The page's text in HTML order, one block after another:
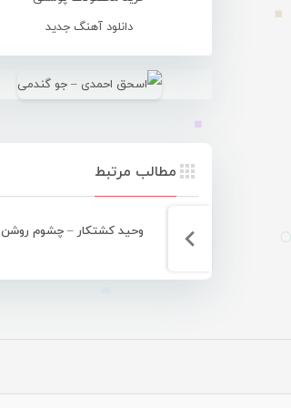
دانلود آهنگ جدید
مطالب مرتبط
وحید کشتکار – چشوم روشن